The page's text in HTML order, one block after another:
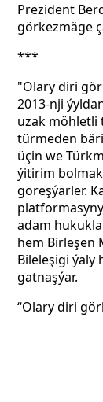
Prezident
görkezmäge
***
"Olary diri
2013-nji
uzak möhletli
türmeden
üçin we
ýitirim
göreşýärler.
adam
hem Birleşen
Bileleşigi
gatnaşýar.
“Olary diri